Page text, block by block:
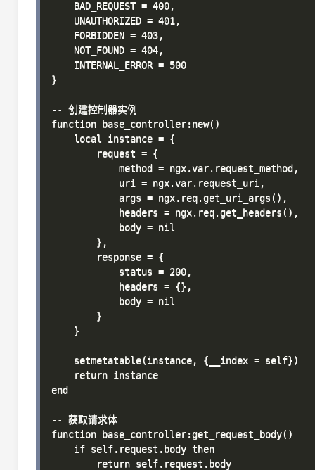
    BAD_REQUEST = 400,
    UNAUTHORIZED = 401,
    FORBIDDEN = 403,
    NOT_FOUND = 404,
    INTERNAL_ERROR = 500
}
-- 创建控制器实例
function base_controller:new()
    local instance = {
        request = {
            method = ngx.var.request_method,
            uri = ngx.var.request_uri,
            args = ngx.req.get_uri_args(),
            headers = ngx.req.get_headers(),
            body = nil
        },
        response = {
            status = 200,
            headers = {},
            body = nil
        }
    }
    setmetatable(instance, {__index = self})
    return instance
end
-- 获取请求体
function base_controller:get_request_body()
    if self.request.body then
        return self.request.body